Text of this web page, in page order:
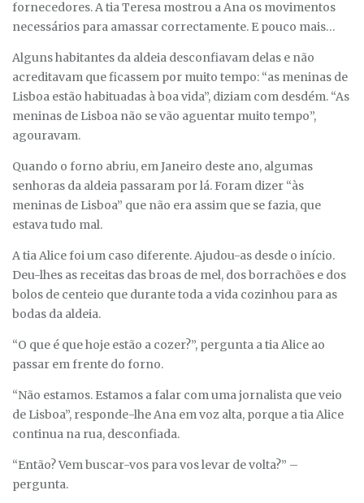
fornecedores. A tia Teresa mostrou a Ana os movimentos
necessários para amassar correctamente. E pouco mais…
Alguns habitantes da aldeia desconfiavam delas e não
acreditavam que ficassem por muito tempo: “as meninas de
Lisboa estão habituadas à boa vida”, diziam com desdém. “As
meninas de Lisboa não se vão aguentar muito tempo”,
agouravam.
Quando o forno abriu, em Janeiro deste ano, algumas
senhoras da aldeia passaram por lá. Foram dizer “às
meninas de Lisboa” que não era assim que se fazia, que
estava tudo mal.
A tia Alice foi um caso diferente. Ajudou-as desde o início.
Deu-lhes as receitas das broas de mel, dos borrachões e dos
bolos de centeio que durante toda a vida cozinhou para as
bodas da aldeia.
“O que é que hoje estão a cozer?”, pergunta a tia Alice ao
passar em frente do forno.
“Não estamos. Estamos a falar com uma jornalista que veio
de Lisboa”, responde-lhe Ana em voz alta, porque a tia Alice
continua na rua, desconfiada.
“Então? Vem buscar-vos para vos levar de volta?” –
pergunta.